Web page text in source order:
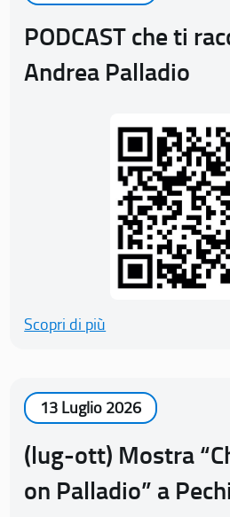
PODCAST che ti
Andrea Palladio
Scopri di più
13 Luglio 2026
(lug-ott) Mostra
on Palladio” a